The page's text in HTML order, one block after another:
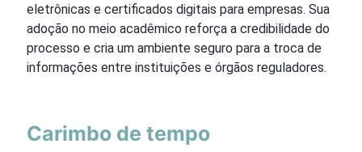
eletrônicas e certificados digitais para empresas. Sua
adoção no meio acadêmico reforça a credibilidade do
processo e cria um ambiente seguro para a troca de
informações entre instituições e órgãos reguladores.
Carimbo de tempo